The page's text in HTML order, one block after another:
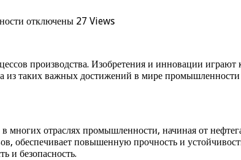
отключены 27 Views
производства. Изобретения и инновации
из таких важных достижений в мире
многих отраслях промышленности, начиная от
обеспечивает повышенную прочность и
и безопасность.